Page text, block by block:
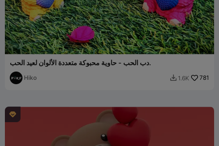
دب الحب - حاوية محبوكة متعددة الألوان لعيد الحب.
Hiko  1.6K 781
